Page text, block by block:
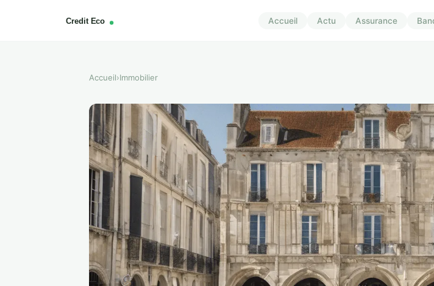
Accueil Actu Assurance
Accueil›Immobilier